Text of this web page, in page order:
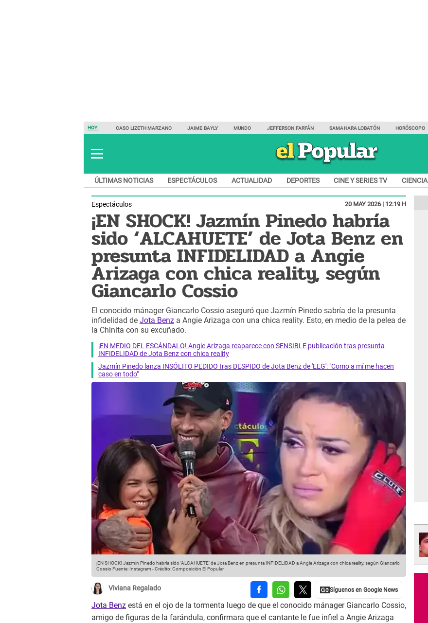
HOY: CASO LIZETH MARZANO JAIME BAYLY MUNDO JEFFERSON FARFÁN SAMAHARA LOBATÓN HORÓSCOPO
ÚLTIMAS NOTICIAS ESPECTÁCULOS ACTUALIDAD DEPORTES CINE Y SERIES TV CIENCIA
Espectáculos 20 MAY 2026 | 12:19 H
¡EN SHOCK! Jazmín Pinedo habría
sido ‘ALCAHUETE’ de Jota Benz en
presunta INFIDELIDAD a Angie
Arizaga con chica reality, según
Giancarlo Cossio
El conocido mánager Giancarlo Cossio aseguró que Jazmín Pinedo sabría de la presunta
infidelidad de Jota Benz a Angie Arizaga con una chica reality. Esto, en medio de la pelea de
la Chinita con su excuñado.
¡EN MEDIO DEL ESCÁNDALO! Angie Arizaga reaparece con SENSIBLE publicación tras presunta
INFIDELIDAD de Jota Benz con chica reality
Jazmín Pinedo lanza INSÓLITO PEDIDO tras DESPIDO de Jota Benz de 'EEG': "Como a mí me hacen
caso en todo"
¡EN SHOCK! Jazmín Pinedo habría sido ‘ALCAHUETE’ de Jota Benz en presunta INFIDELIDAD a Angie Arizaga con chica reality, según Giancarlo
Cossio Fuente: Instagram -Crédito: Composición El Popular
Viviana Regalado
Jota Benz está en el ojo de la tormenta luego de que el conocido mánager Giancarlo Cossio,
amigo de figuras de la farándula, confirmara que el cantante le fue infiel a Angie Arizaga